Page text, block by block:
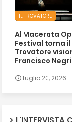
IL TROVATORE
Al Macerata
Festival torna il
Trovatore
Francisco
Luglio 20, 2026
L'INTERVISTA